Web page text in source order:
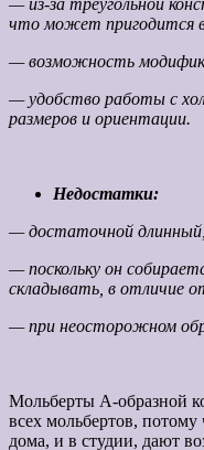
— из-за треугольной
что может пригодится
— возможность
— удобство работы с
размеров и ориентации.
Недостатки:
— достаточной
— поскольку он
складывать, в отличие
— при неосторожном
Мольберты А-образной
всех мольбертов, потому
дома, и в студии, дают